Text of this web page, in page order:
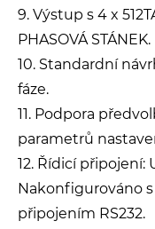
9. Výstup s 4 x
PHASOVÁ STÁNEK.
10. Standardní
fáze.
11. Podpora
parametrů
12. Řídicí připojení:
Nakonfigurováno
připojením RS232.